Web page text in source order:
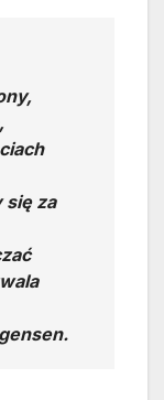
się za